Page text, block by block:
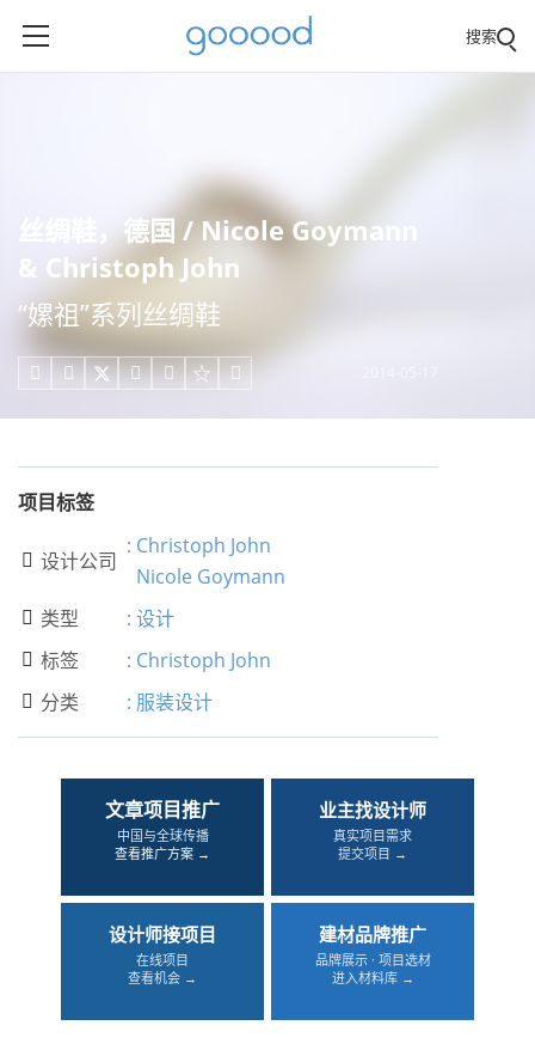
搜索
丝绸鞋，德国 / Nicole Goymann
& Christoph John
“嫘祖”系列丝绸鞋
    
项目标签
 设计公司
: Christoph John
Nicole Goymann
 类型 : 设计
 标签 : Christoph John
 分类 : 服装设计
文章项目推广
中国与全球传播
查看推广方案 →
业主找设计师
真实项目需求
提交项目 →
设计师接项目
在线项目
查看机会 →
建材品牌推广
品牌展示 · 项目选材
进入材料库 →